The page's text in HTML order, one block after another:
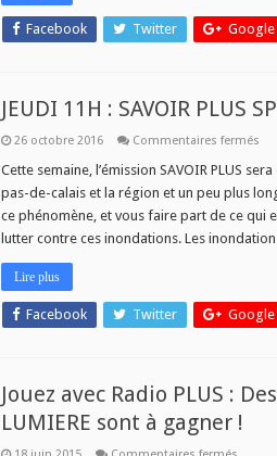
Facebook Twitter Google
JEUDI 11H : SAVOIR PLUS
26 octobre 2016 Commentaires ferméssur
Cette semaine, l’émission SAVOIR PLUS
pas-de-calais et la région et un peu plus
ce phénomène, et vous faire part de ce qui
lutter contre ces inondations. Les
Lire plus
Facebook Twitter Google
Jouez avec Radio PLUS :
LUMIERE sont à gagner !